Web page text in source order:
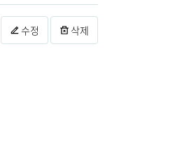
수정 삭제